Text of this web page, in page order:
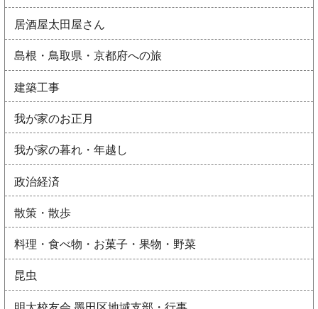
居酒屋太田屋さん
島根・鳥取県・京都府への旅
建築工事
我が家のお正月
我が家の暮れ・年越し
政治経済
散策・散歩
料理・食べ物・お菓子・果物・野菜
昆虫